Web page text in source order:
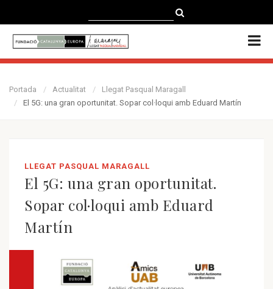
ENGLISH
Portada Actualitat
Llegat Pasqual Maragall
El 5G: una gran oportunitat. Sopar col·loqui amb Eduard Martín
LLEGAT PASQUAL MARAGALL
El 5G: una gran oportunitat.
Sopar col·loqui amb Eduard
Martín